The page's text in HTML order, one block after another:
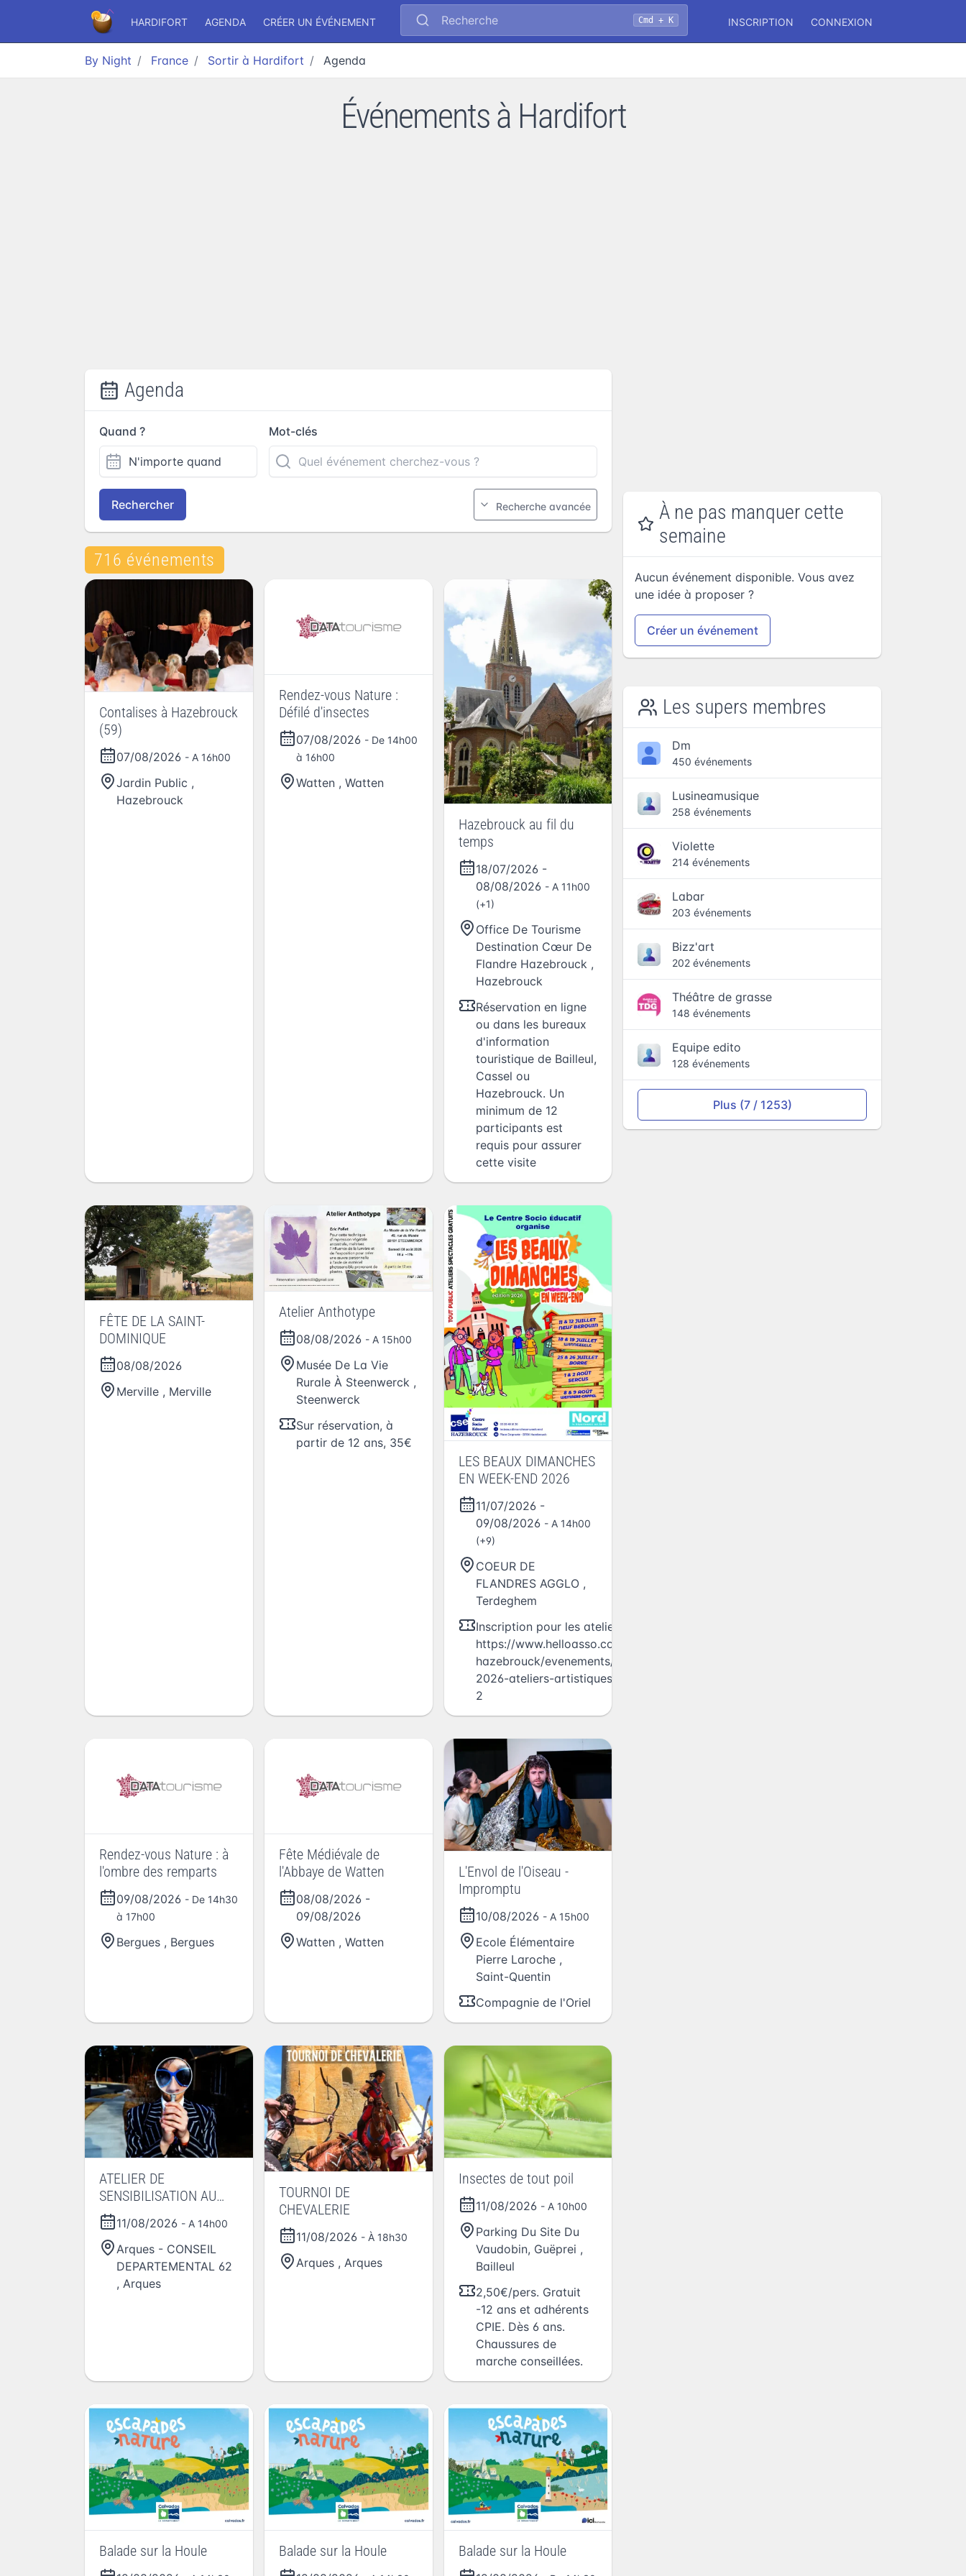
HARDIFORT AGENDA CRÉER UN ÉVÉNEMENT Recherche Cmd + K INSCRIPTION CONNEXION
By Night France Sortir à Hardifort Agenda
Événements à Hardifort
Agenda
Quand ? Mot-clés
Rechercher Recherche avancée
716 événements
Contalises à Hazebrouck
(59)
07/08/2026 - A 16h00
Jardin Public ,
Hazebrouck
Rendez-vous Nature :
Défilé d'insectes
07/08/2026 - De 14h00
à 16h00
Watten , Watten
Hazebrouck au fil du
temps
18/07/2026 -
08/08/2026 - A 11h00
(+1)
Office De Tourisme
Destination Cœur De
Flandre Hazebrouck ,
Hazebrouck
Réservation en ligne
ou dans les bureaux
d'information
touristique de Bailleul,
Cassel ou
Hazebrouck. Un
minimum de 12
participants est
requis pour assurer
cette visite
FÊTE DE LA SAINT-
DOMINIQUE
08/08/2026
Merville , Merville
Atelier Anthotype
08/08/2026 - A 15h00
Musée De La Vie
Rurale À Steenwerck ,
Steenwerck
Sur réservation, à
partir de 12 ans, 35€
LES BEAUX DIMANCHES
EN WEEK-END 2026
11/07/2026 -
09/08/2026 - A 14h00
(+9)
COEUR DE
FLANDRES AGGLO ,
Terdeghem
Inscription pour les ateliers obligatoire :
https://www.helloasso.com/associations/cse-
hazebrouck/evenements/beaux-dimanches-
2026-ateliers-artistiques-visites-et-balades-
2
Rendez-vous Nature : à
l'ombre des remparts
09/08/2026 - De 14h30
à 17h00
Bergues , Bergues
Fête Médiévale de
l'Abbaye de Watten
08/08/2026 -
09/08/2026
Watten , Watten
L'Envol de l'Oiseau -
Impromptu
10/08/2026 - A 15h00
Ecole Élémentaire
Pierre Laroche ,
Saint-Quentin
Compagnie de l'Oriel
ATELIER DE
SENSIBILISATION AU
METIER D AUXILIAIRE
DE VIE A DOMICILE
SUIVI D UNE REUNION D
INFORMATION
11/08/2026 - A 14h00
Arques - CONSEIL
DEPARTEMENTAL 62
, Arques
TOURNOI DE
CHEVALERIE
11/08/2026 - À 18h30
Arques , Arques
Insectes de tout poil
11/08/2026 - A 10h00
Parking Du Site Du
Vaudobin, Guëprei ,
Bailleul
2,50€/pers. Gratuit
-12 ans et adhérents
CPIE. Dès 6 ans.
Chaussures de
marche conseillées.
Balade sur la Houle Balade sur la Houle Balade sur la Houle
À ne pas manquer cette
semaine
Aucun événement disponible. Vous avez
une idée à proposer ?
Créer un événement
Les supers membres
Dm
450 événements
Lusineamusique
258 événements
Violette
214 événements
Labar
203 événements
Bizz'art
202 événements
Théâtre de grasse
148 événements
Equipe edito
128 événements
Plus (7 / 1253)